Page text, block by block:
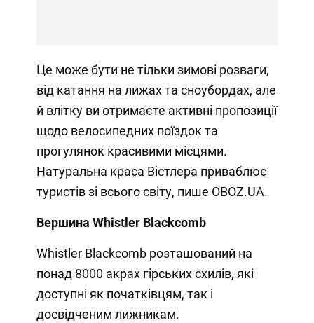
Це може бути не тільки зимові розваги,
від катання на лижах та сноубордах, але
й влітку ви отримаєте активні пропозиції
щодо велосипедних поїздок та
прогулянок красивими місцями.
Натуральна краса Вістлера приваблює
туристів зі всього світу, пише OBOZ.UA.
Вершина Whistler Blackcomb
Whistler Blackcomb розташований на
понад 8000 акрах гірських схилів, які
доступні як початківцям, так і
досвідченим лижникам.